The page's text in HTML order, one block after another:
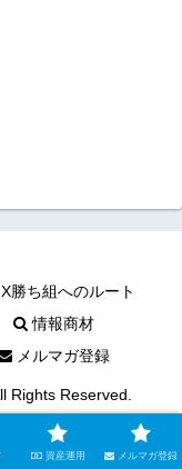
勝ち組へのルート
情報商材
メルマガ登録
Rights Reserved.
資産運用 メルマガ登録